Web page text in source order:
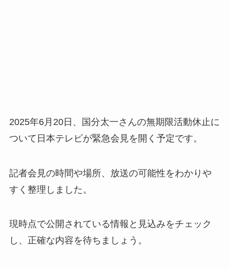
2025年6月20日、国分太一さんの無期限活動休止に
ついて日本テレビが緊急会見を開く予定です。
記者会見の時間や場所、放送の可能性をわかりや
すく整理しました。
現時点で公開されている情報と見込みをチェック
し、正確な内容を待ちましょう。